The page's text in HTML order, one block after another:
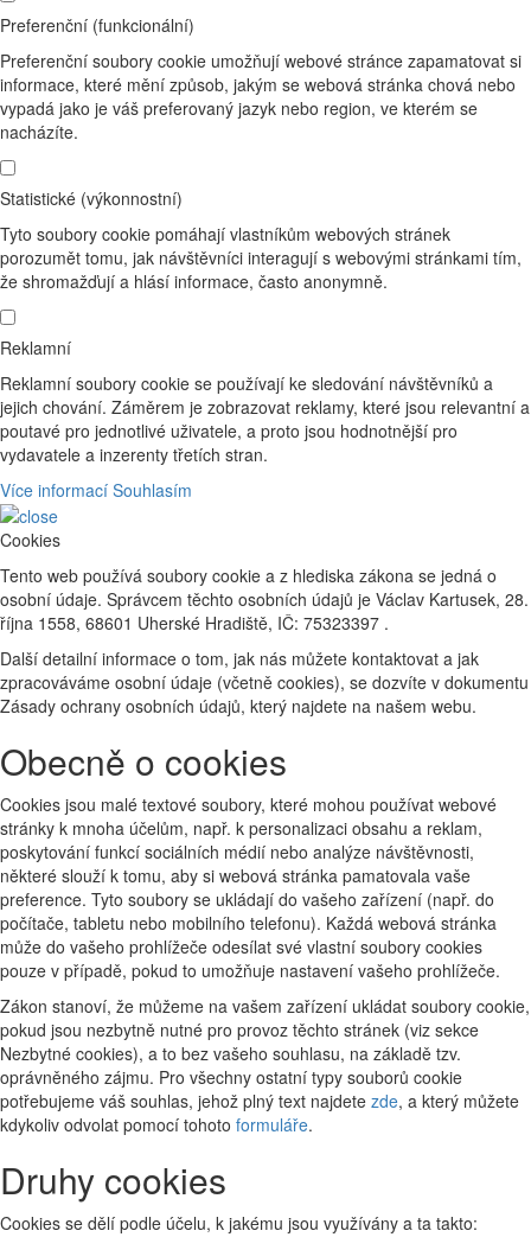
Preferenční (funkcionální)
Preferenční soubory cookie umožňují webové stránce zapamatovat si
informace, které mění způsob, jakým se webová stránka chová nebo
vypadá jako je váš preferovaný jazyk nebo region, ve kterém se
nacházíte.
Statistické (výkonnostní)
Tyto soubory cookie pomáhají vlastníkům webových stránek
porozumět tomu, jak návštěvníci interagují s webovými stránkami tím,
že shromažďují a hlásí informace, často anonymně.
Reklamní
Reklamní soubory cookie se používají ke sledování návštěvníků a
jejich chování. Záměrem je zobrazovat reklamy, které jsou relevantní a
poutavé pro jednotlivé uživatele, a proto jsou hodnotnější pro
vydavatele a inzerenty třetích stran.
Více informací Souhlasím
Cookies
Tento web používá soubory cookie a z hlediska zákona se jedná o
osobní údaje. Správcem těchto osobních údajů je Václav Kartusek, 28.
října 1558, 68601 Uherské Hradiště, IČ: 75323397 .
Další detailní informace o tom, jak nás můžete kontaktovat a jak
zpracováváme osobní údaje (včetně cookies), se dozvíte v dokumentu
Zásady ochrany osobních údajů, který najdete na našem webu.
Obecně o cookies
Cookies jsou malé textové soubory, které mohou používat webové
stránky k mnoha účelům, např. k personalizaci obsahu a reklam,
poskytování funkcí sociálních médií nebo analýze návštěvnosti,
některé slouží k tomu, aby si webová stránka pamatovala vaše
preference. Tyto soubory se ukládají do vašeho zařízení (např. do
počítače, tabletu nebo mobilního telefonu). Každá webová stránka
může do vašeho prohlížeče odesílat své vlastní soubory cookies
pouze v případě, pokud to umožňuje nastavení vašeho prohlížeče.
Zákon stanoví, že můžeme na vašem zařízení ukládat soubory cookie,
pokud jsou nezbytně nutné pro provoz těchto stránek (viz sekce
Nezbytné cookies), a to bez vašeho souhlasu, na základě tzv.
oprávněného zájmu. Pro všechny ostatní typy souborů cookie
potřebujeme váš souhlas, jehož plný text najdete zde, a který můžete
kdykoliv odvolat pomocí tohoto formuláře.
Druhy cookies
Cookies se dělí podle účelu, k jakému jsou využívány a ta takto: